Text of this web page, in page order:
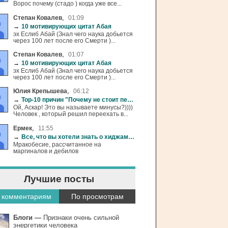
Ворос почему (стадо ) когда уже все...
Степан Ковалев
01:09
→ 10 мотивирующих цитат Абая
эх Еслиб Абай (Знал чего наука добьется
через 100 лет после его Смерти )...
Степан Ковалев, 01:07
→ 10 мотивирующих цитат Абая
эх Еслиб Абай (Знал чего наука добьется
через 100 лет после его Смерти )...
Юлия Крепышева, 06:12
→ Top-10 причин "Почему не стоит переезжать в Австралию"
Ой, Аскар! Это вы называете минусы?))))
Человек , который решил переехать в...
Ермек
11:55
→ Все, что вы хотели знать о хиджаме (+18)
Мракобесие, рассчитанное на
маргиналов и дебилов
Лучшие посты
По просмотрам
Блоги — Признаки очень сильной
энергетики человека